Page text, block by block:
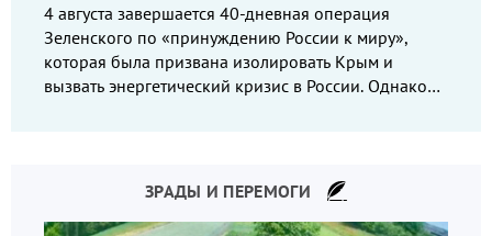
4 августа завершается 40-дневная операция
Зеленского по «принуждению России к миру»,
которая была призвана изолировать Крым и
вызвать энергетический кризис в России. Однако
ЗРАДЫ И ПЕРЕМОГИ